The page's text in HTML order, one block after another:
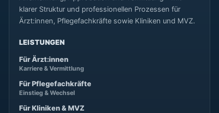
klarer Struktur und professionellen Prozessen für
Ärzt:innen, Pflegefachkräfte sowie Kliniken und MVZ.
LEISTUNGEN
Für Ärzt:innen
Karriere & Vermittlung
Für Pflegefachkräfte
Einstieg & Wechsel
Für Kliniken & MVZ